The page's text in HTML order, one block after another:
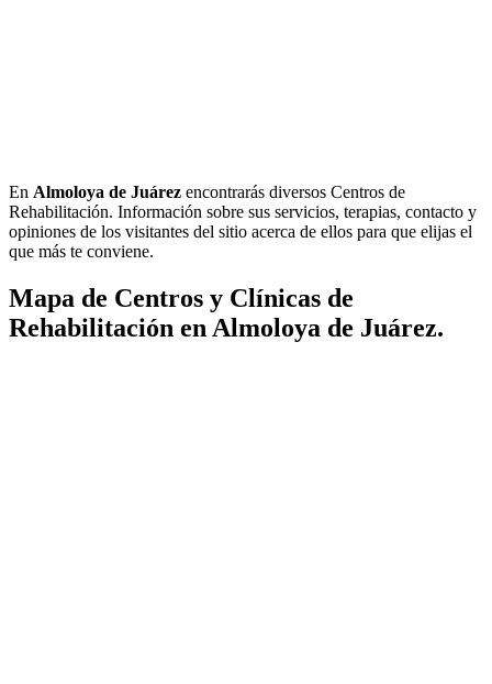
En Almoloya de Juárez encontrarás diversos Centros de
Rehabilitación. Información sobre sus servicios, terapias, contacto y
opiniones de los visitantes del sitio acerca de ellos para que elijas el
que más te conviene.
Mapa de Centros y Clínicas de
Rehabilitación en Almoloya de Juárez.